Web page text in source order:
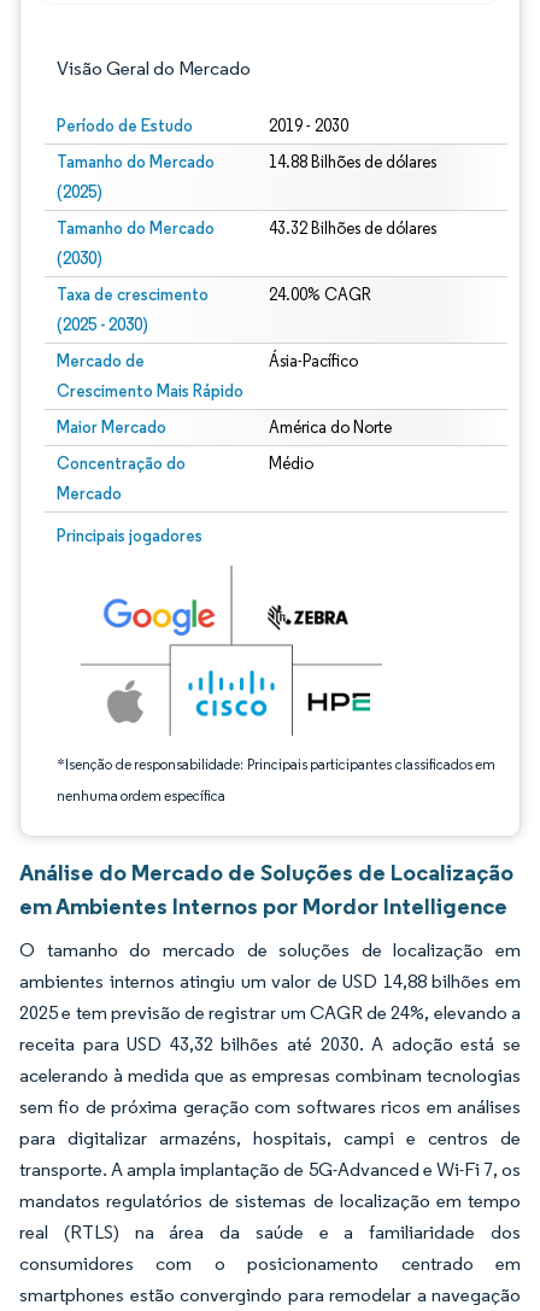
Visão Geral do Mercado
Período de Estudo 2019 - 2030
Tamanho do Mercado
(2025)
14.88 Bilhões de dólares
Tamanho do Mercado
(2030)
43.32 Bilhões de dólares
Taxa de crescimento
(2025 - 2030)
24.00% CAGR
Mercado de
Crescimento Mais Rápido
Ásia-Pacífico
Maior Mercado América do Norte
Concentração do
Mercado
Médio
Principais jogadores
*Isenção de responsabilidade: Principais participantes classificados em
nenhuma ordem específica
Imagem © Mordor Intelligence. O reuso requer atribuição conforme CC BY 4.0.
Análise do Mercado de Soluções de Localização
em Ambientes Internos por Mordor Intelligence
O tamanho do mercado de soluções de localização em
ambientes internos atingiu um valor de USD 14,88 bilhões em
2025 e tem previsão de registrar um CAGR de 24%, elevando a
receita para USD 43,32 bilhões até 2030. A adoção está se
acelerando à medida que as empresas combinam tecnologias
sem fio de próxima geração com softwares ricos em análises
para digitalizar armazéns, hospitais, campi e centros de
transporte. A ampla implantação de 5G-Advanced e Wi-Fi 7, os
mandatos regulatórios de sistemas de localização em tempo
real (RTLS) na área da saúde e a familiaridade dos
consumidores com o posicionamento centrado em
smartphones estão convergindo para remodelar a navegação